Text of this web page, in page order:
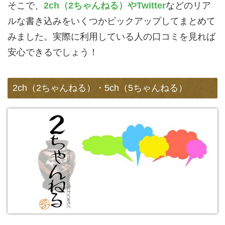
そこで、 2ch（2ちゃんねる）やTwitterなどのリア
ルな書き込みをいくつかピックアップしてまとめて
みました。実際に利用している人の口コミを見れば
安心できるでしょう！
2ch（2ちゃんねる）・5ch（5ちゃんねる）